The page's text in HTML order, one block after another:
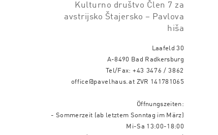
Kulturno društvo Člen 7 za
avstrijsko Štajersko – Pavlova
hiša
Laafeld 30
A-8490 Bad Radkersburg
Tel/Fax:+43 3476 / 3862
office@pavelhaus.at ZVR 141781065
Öffnungszeiten:
- Sommerzeit (ab letztem Sonntag im März)
Mi-Sa 13:00-18:00